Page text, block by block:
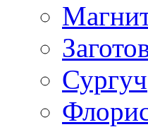
Сургуч